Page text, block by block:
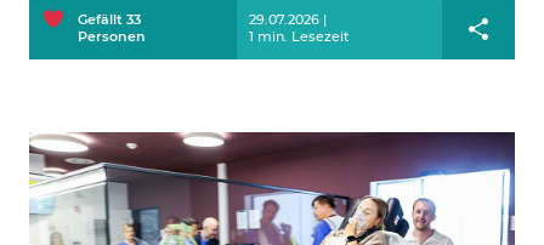
zeitgleich zwei Schwangere betreuen durften und
dann beide Kinder als ,1.000. Geburt' gelten – das
berührt uns sehr.
29.07.2026 |
1 min. Lesezeit
Gefällt 33
Personen